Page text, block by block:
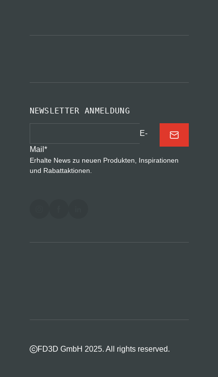
NEWSLETTER ANMELDUNG
E-
Mail *
Erhalte News zu neuen Produkten, Inspirationen
und Rabattaktionen.
FD3D GmbH 2025. All rights reserved.